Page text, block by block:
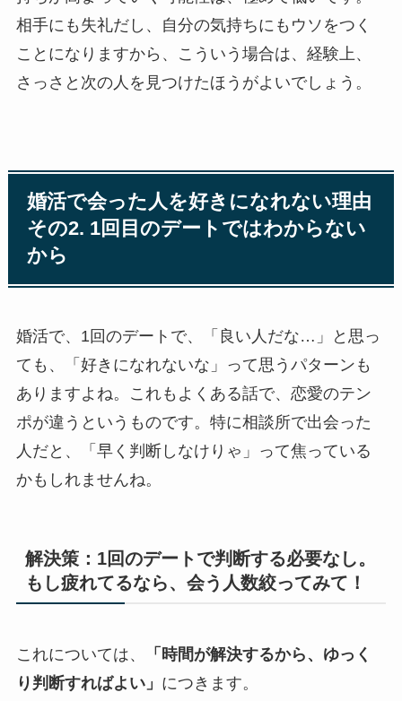
相手にも失礼だし、自分の気持ちにもウソをつく
ことになりますから、こういう場合は、経験上、
さっさと次の人を見つけたほうがよいでしょう。
婚活で会った人を好きになれない理由
その2. 1回目のデートではわからない
から
婚活で、1回のデートで、「良い人だな…」と思っ
ても、「好きになれないな」って思うパターンも
ありますよね。これもよくある話で、恋愛のテン
ポが違うというものです。特に相談所で出会った
人だと、「早く判断しなけりゃ」って焦っている
かもしれませんね。
解決策：1回のデートで判断する必要なし。
もし疲れてるなら、会う人数絞ってみて！
これについては、
「時間が解決するから、ゆっく
り判断すればよい」 につきます。